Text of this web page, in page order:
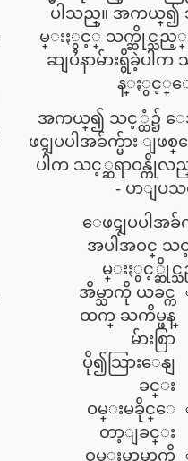
ပါသည္။ အကယ္၍
မ္းႏွင့္ သက္ဆိုင္သည့္
ဆျပႆနာမ်ားရွိခဲ့ပါက
န္ႏွင့္ေတ
အကယ္၍ သင့္ထံ၌
ဖၚျပပါအခ်က္မ်ား ျဖ
ပါက သင့္ဆရာဝန္ကို
ပာျပသ
ေဖၚျပပါအခ်က္
အပါအဝင္
မ္းႏွင့္ဆိုင္
အိမ္သာကို ယခင္က
ထက္ ႀကိမ္ဖန္
မ်ားစြာ
ပို၍သြားေနျ
ခင္း
ဝမ္းမခိုင္ေ
တာ့ျခင္း
ဝမ္းမာမာကို